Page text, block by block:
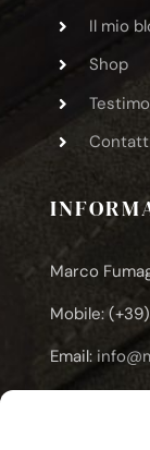
Il mio
Shop
Marco
Mobile:
Email: